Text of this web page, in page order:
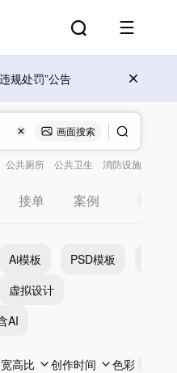
规处罚”公告
画面搜索
公共厕所 公共卫生 消防设施
接单 案例
Ai模板 PSD模板
虚拟设计
AI
宽高比 创作时间 色彩